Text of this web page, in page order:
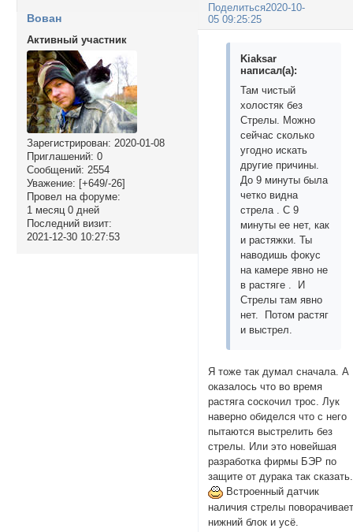
Поделиться2020-10-
05 09:25:25
Вован
Активный участник
Зарегистрирован: 2020-01-08
Приглашений: 0
Сообщений: 2554
Уважение: [+649/-26]
Провел на форуме:
1 месяц 0 дней
Последний визит:
2021-12-30 10:27:53
Kiaksar
написал(а):
Там чистый
холостяк без
Стрелы. Можно
сейчас сколько
угодно искать
другие причины.
До 9 минуты была
четко видна
стрела . С 9
минуты ее нет, как
и растяжки. Ты
наводишь фокус
на камере явно не
в растяге . И
Стрелы там явно
нет. Потом растяг
и выстрел.
Я тоже так думал сначала. А
оказалось что во время
растяга соскочил трос. Лук
наверно обиделся что с него
пытаются выстрелить без
стрелы. Или это новейшая
разработка фирмы БЭР по
защите от дурака так сказать.
Встроенный датчик
наличия стрелы
нижний блок и усё.